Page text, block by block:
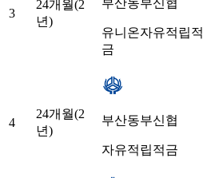
3
24개월(2
년)
유니온자유적립적
금
4
24개월(2
년)
부산동부신협
자유적립적금